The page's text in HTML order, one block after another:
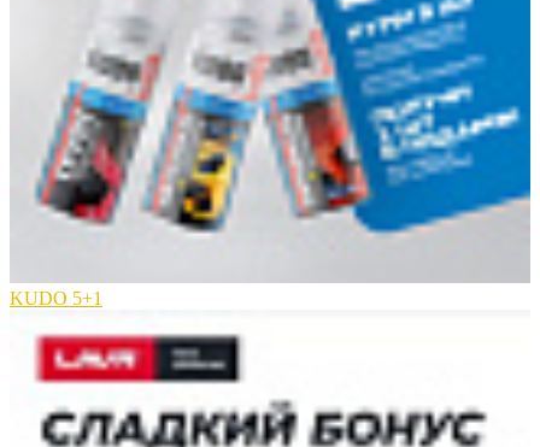
KUDO 5+1